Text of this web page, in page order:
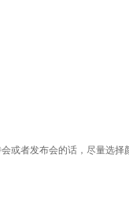
或者发布会的话，尽量选择